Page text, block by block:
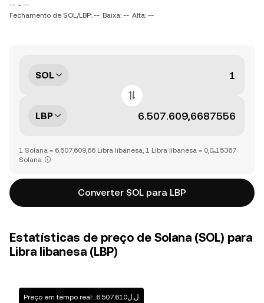
-- ~ --
Fechamento de SOL/LBP: -- Baixa: -- Alta: --
SOL
LBP
1 Solana = 6.507.609,66 Libra libanesa, 1 Libra libanesa = 0,0₆15367
Solana
Converter SOL para LBP
Estatísticas de preço de Solana (SOL) para
Libra libanesa (LBP)
Preço em tempo real: .ل.ل6.507.610